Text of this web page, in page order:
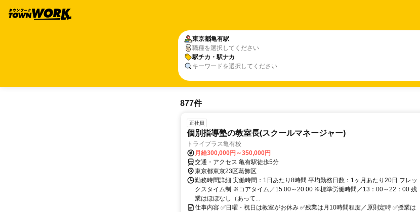
東京都亀有駅
職種を選択してください
駅チカ・駅ナカ
キーワードを選択してください
877件
正社員
個別指導塾の教室長(スクールマネージャー)
トライプラス亀有校
月給300,000円～350,000円
交通・アクセス 亀有駅徒歩5分
東京都東京23区葛飾区
勤務時間詳細 実働時間：1日あたり8時間 平均勤務日数：1ヶ月あたり20日 フレッ
クスタイム制 ※コアタイム／15:00～20:00 ※標準労働時間／13：00～22：00 残
業はほぼなし（あって...
仕事内容 ✅日曜・祝日は教室がお休み ✅残業は月10時間程度／原則定時 ✅授業は